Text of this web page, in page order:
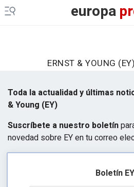
europa
ERNST & YOUNG
Toda la actualidad y últimas
& Young (EY)
Suscríbete a nuestro boletín
novedad sobre EY en tu correo
Boletín EY